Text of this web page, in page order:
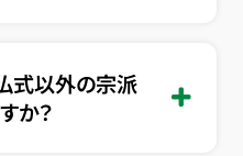
式以外の宗派
か？